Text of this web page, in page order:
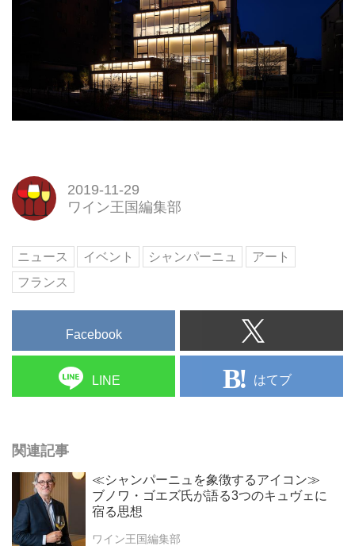
2019-11-29
ワイン王国編集部
ニュース イベント シャンパーニュ
アート
フランス
Facebook
LINE はてブ
関連記事
≪シャンパーニュを象徴するアイコン≫
ブノワ・ゴエズ氏が語る3つのキュヴェに
宿る思想
ワイン王国編集部